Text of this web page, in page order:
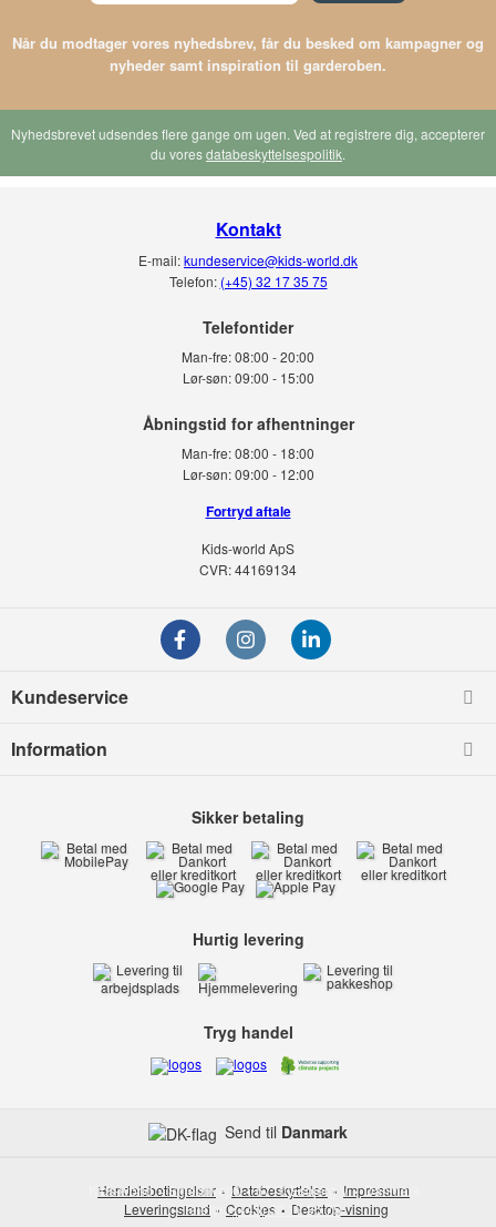
Når du modtager vores nyhedsbrev, får du besked om kampagner og
nyheder samt inspiration til garderoben.
Nyhedsbrevet udsendes flere gange om ugen. Ved at registrere dig, accepterer
du voresdatabeskyttelsespolitik.
Kontakt
E-mail:kundeservice@kids-world.dk
Telefon: (+45) 32 17 35 75
Telefontider
Man-fre:08:00 - 20:00
Lør-søn: 09:00 - 15:00
Man-fre:08:00 - 18:00
Lør-søn:09:00 - 12:00
Fortryd aftale
Kids-world ApS
CVR: 44169134
Kundeservice
Information
Send til Danmark
Sikker betaling
Hurtig levering
Tryg handel
Handelsbetingelser Databeskyttelse
Impressum
Leveringsland
Cookies Desktop-visning
Kids-world Smedevej 6 6710 Esbjerg V
Danmark
Telefon:(+45) 32 17 35 75